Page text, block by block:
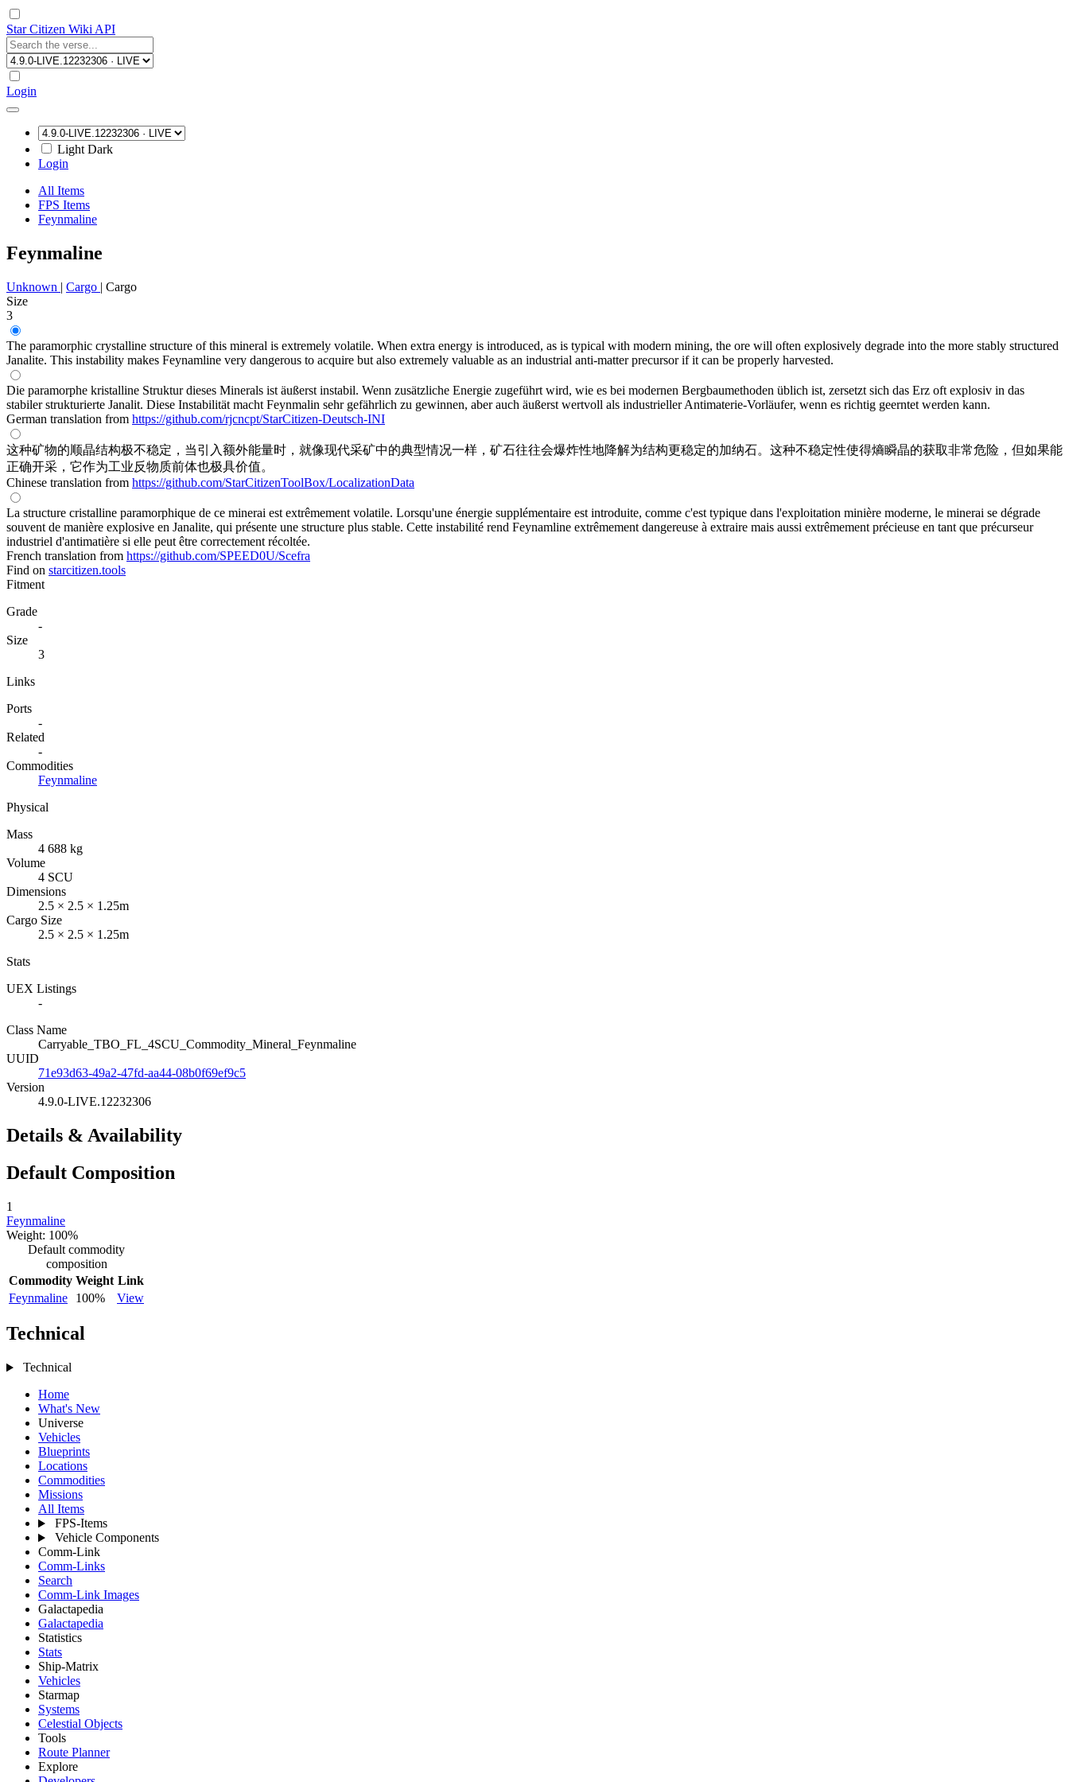
Star Citizen Wiki API
Login
Light Dark
Login
All Items
FPS Items
Feynmaline
Feynmaline
Unknown | Cargo | Cargo
Size
3
The paramorphic crystalline structure of this mineral is extremely volatile. When extra energy is introduced, as is typical with modern mining, the ore will often explosively degrade into the more stably structured
Janalite. This instability makes Feynamline very dangerous to acquire but also extremely valuable as an industrial anti-matter precursor if it can be properly harvested.
Die paramorphe kristalline Struktur dieses Minerals ist äußerst instabil. Wenn zusätzliche Energie zugeführt wird, wie es bei modernen Bergbaumethoden üblich ist, zersetzt sich das Erz oft explosiv in das
stabiler strukturierte Janalit. Diese Instabilität macht Feynmalin sehr gefährlich zu gewinnen, aber auch äußerst wertvoll als industrieller Antimaterie-Vorläufer, wenn es richtig geerntet werden kann.
German translation from https://github.com/rjcncpt/StarCitizen-Deutsch-INI
这种矿物的顺晶结构极不稳定，当引入额外能量时，就像现代采矿中的典型情况一样，矿石往往会爆炸性地降解为结构更稳定的加纳石。这种不稳定性使得熵瞬晶的获取非常危险，但如果能
正确开采，它作为工业反物质前体也极具价值。
Chinese translation from https://github.com/StarCitizenToolBox/LocalizationData
La structure cristalline paramorphique de ce minerai est extrêmement volatile. Lorsqu'une énergie supplémentaire est introduite, comme c'est typique dans l'exploitation minière moderne, le minerai se dégrade
souvent de manière explosive en Janalite, qui présente une structure plus stable. Cette instabilité rend Feynamline extrêmement dangereuse à extraire mais aussi extrêmement précieuse en tant que précurseur
industriel d'antimatière si elle peut être correctement récoltée.
French translation from https://github.com/SPEED0U/Scefra
Find on starcitizen.tools
Fitment
Grade
-
Size
3
Links
Ports
-
Related
-
Commodities
Feynmaline
Physical
Mass
4 688 kg
Volume
4 SCU
Dimensions
2.5 × 2.5 × 1.25m
Cargo Size
2.5 × 2.5 × 1.25m
Stats
UEX Listings
-
Class Name
Carryable_TBO_FL_4SCU_Commodity_Mineral_Feynmaline
UUID
71e93d63-49a2-47fd-aa44-08b0f69ef9c5
Version
4.9.0-LIVE.12232306
Details & Availability
Default Composition
1
Feynmaline
Weight: 100%
Default commodity
composition
Commodity Weight Link
Feynmaline
100% View
Technical
Technical
Home
What's New
Universe
Vehicles
Blueprints
Locations
Commodities
Missions
All Items
FPS-Items
Vehicle Components
Comm-Link
Comm-Links
Search
Comm-Link Images
Galactapedia
Galactapedia
Statistics
Stats
Ship-Matrix
Vehicles
Starmap
Systems
Celestial Objects
Tools
Route Planner
Explore